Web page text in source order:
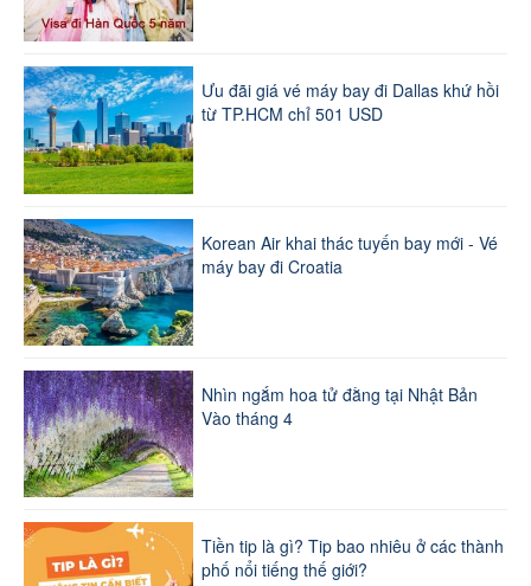
Ưu đãi giá vé máy bay đi Dallas khứ hồi
từ TP.HCM chỉ 501 USD
Korean Air khai thác tuyến bay mới - Vé
máy bay đi Croatia
Nhìn ngắm hoa tử đằng tại Nhật Bản
Vào tháng 4
Tiền tip là gì? Tip bao nhiêu ở các thành
phố nổi tiếng thế giới?